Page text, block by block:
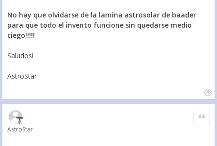
No hay que olvidarse de la lamina astrosolar de baader
para que todo el invento funcione sin quedarse medio
ciego!!!!!
Saludos!
AstroStar
AstroStar
Citar